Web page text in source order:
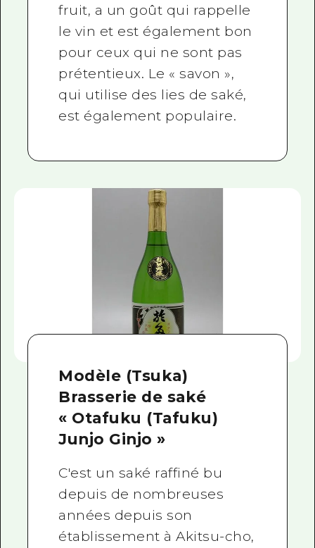
fruit, a un goût qui rappelle
le vin et est également bon
pour ceux qui ne sont pas
prétentieux. Le « savon »,
qui utilise des lies de saké,
est également populaire.
Modèle (Tsuka)
Brasserie de saké
« Otafuku (Tafuku)
Junjo Ginjo »
C'est un saké raffiné bu
depuis de nombreuses
années depuis son
établissement à Akitsu-cho,